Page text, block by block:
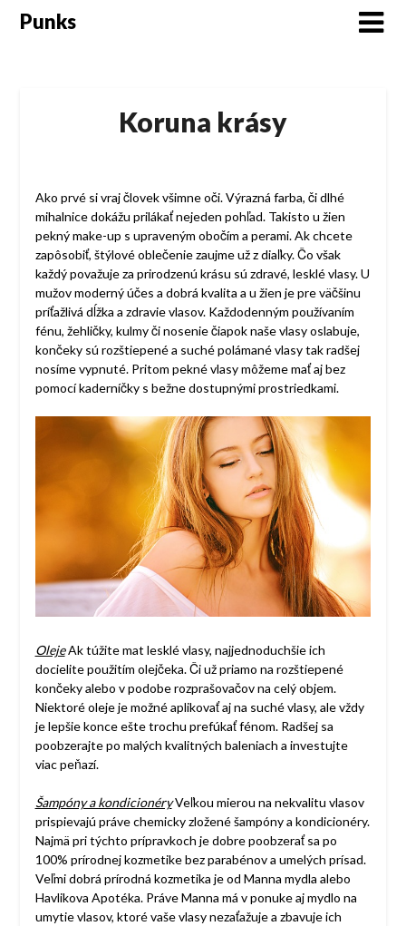
SkipPunks
Koruna krásy
Ako prvé si vraj človek všimne oči. Výrazná farba, či dlhé
mihalnice dokážu prilákať nejeden pohľad. Takisto u žien
pekný make-up s upraveným obočím a perami. Ak chcete
zapôsobiť, štýlové oblečenie zaujme už z diaľky. Čo však
každý považuje za prirodzenú krásu sú zdravé, lesklé vlasy. U
mužov moderný účes a dobrá kvalita a u žien je pre väčšinu
príťažlivá dĺžka a zdravie vlasov. Každodenným používaním
fénu, žehličky, kulmy či nosenie čiapok naše vlasy oslabuje,
končeky sú rozštiepené a suché polámané vlasy tak radšej
nosíme vypnuté. Pritom pekné vlasy môžeme mať aj bez
pomocí kaderníčky s bežne dostupnými prostriedkami.
OlejeAk túžite mat lesklé vlasy, najjednoduchšie ich
docielite použitím olejčeka. Či už priamo na rozštiepené
končeky alebo v podobe rozprašovačov na celý objem.
Niektoré oleje je možné aplikovať aj na suché vlasy, ale vždy
je lepšie konce ešte trochu prefúkať fénom. Radšej sa
poobzerajte po malých kvalitných baleniach a investujte
viac peňazí.
Šampóny a kondicionéryVeľkou mierou na nekvalitu vlasov
prispievajú práve chemicky zložené šampóny a kondicionéry.
Najmä pri týchto prípravkoch je dobre poobzerať sa po
100% prírodnej kozmetike bez parabénov a umelých prísad.
Veľmi dobrá prírodná kozmetika je od Manna mydla alebo
Havlikova Apotéka. Práve Manna má v ponuke aj mydlo na
umytie vlasov, ktoré vaše vlasy nezaťažuje a zbavuje ich